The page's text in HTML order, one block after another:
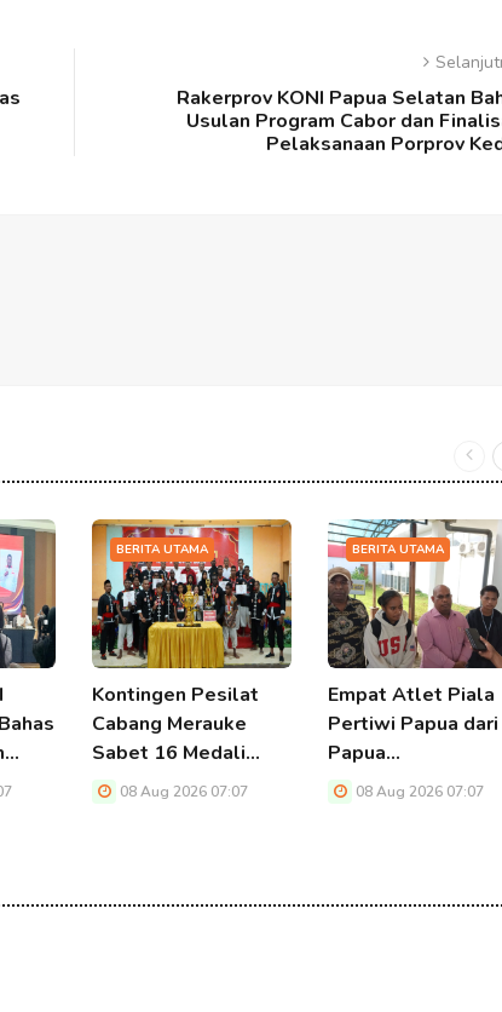
Rakerprov KONI Papua Selatan
Usulan Program Cabor dan
Pelaksanaan Porprov
BERITA UTAMA
Kontingen Pesilat
Cabang Merauke
Sabet 16 Medali…
08 Aug 2026 07:07
BERITA UTAMA
Empat Atlet Piala
Pertiwi Papua dari
Papua…
08 Aug 2026 07:07